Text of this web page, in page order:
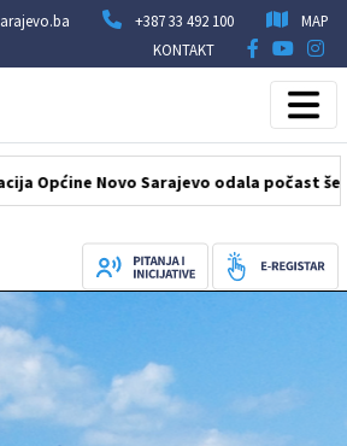
+387 33 492 100
MAP
KONTAKT
Novo Sarajevo odala počast šehidima